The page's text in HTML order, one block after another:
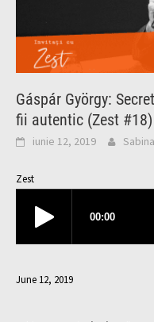
Gáspár György:
fii autentic (Zest #18)
iunie 12, 2019
Zest
June 12, 2019